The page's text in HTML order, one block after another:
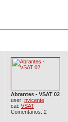
Abrantes - VSAT 02
user: nvicente
cat: VSAT
Comentários: 2